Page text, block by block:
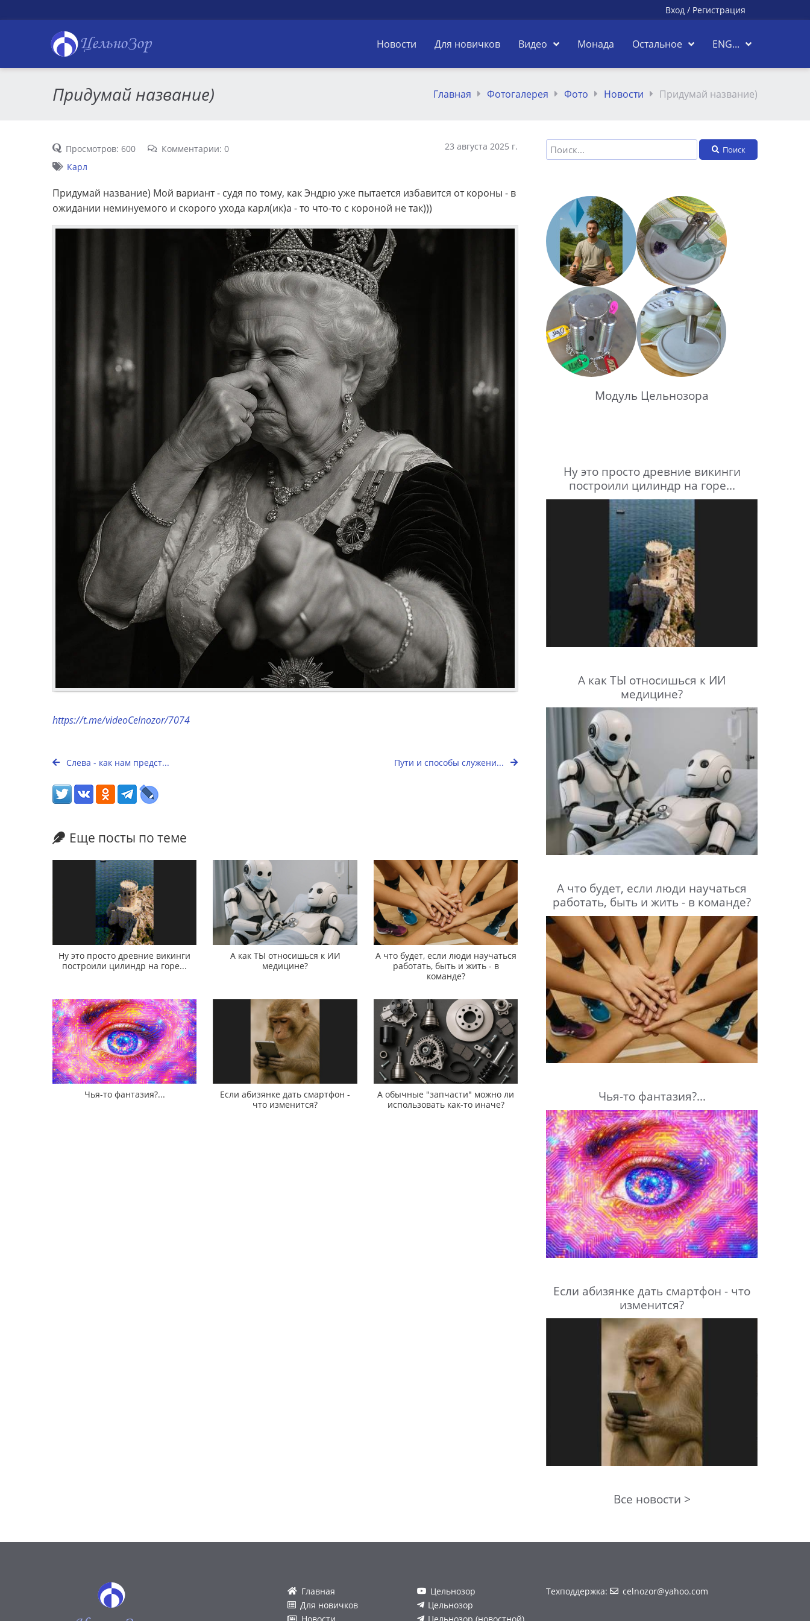
Вход / Регистрация
ЦельноЗор Новости Для новичков Видео Монада Остальное ENG...
Придумай название) Главная Фотогалерея Фото Новости Придумай название)
Просмотров: 600 Комментарии: 0
23 августа 2025 г.
Карл
Придумай название) Мой вариант - судя по тому, как Эндрю уже пытается избавится от короны - в
ожидании неминуемого и скорого ухода карл(ик)а - то что-то с короной не так)))
https://t.me/videoCelnozor/7074
Слева - как нам предст... Пути и способы служени...
Еще посты по теме
Ну это просто древние викинги
построили цилиндр на горе...
А как ТЫ относишься к ИИ
медицине?
А что будет, если люди научаться
работать, быть и жить - в
команде?
Чья-то фантазия?...
Если абизянке дать смартфон -
что изменится?
А обычные "запчасти" можно ли
использовать как-то иначе?
Поиск
Модуль Цельнозора
Ну это просто древние викинги
построили цилиндр на горе...
А как ТЫ относишься к ИИ
медицине?
А что будет, если люди научаться
работать, быть и жить - в команде?
Чья-то фантазия?...
Если абизянке дать смартфон - что
изменится?
Все новости >
Главная
Для новичков
Цельнозор
Цельнозор
Техподдержка: celnozor@yahoo.com